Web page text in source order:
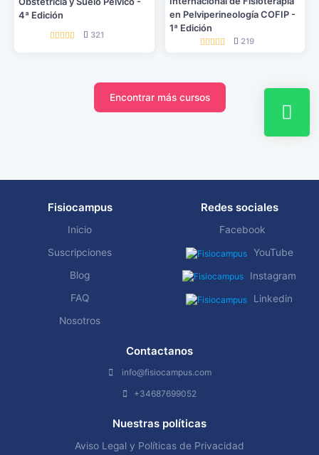
4ª Edición
321
en Pelviperineología COFIP -
1ª Edición
219
Encontrar más cursos
Fisiocampus
Inicio
Suscripciones
Blog
FAQ
Nosotros
Redes sociales
Facebook
YouTube
Instagram
Linkedin
Contactanos
info@fisiocampus.com
+34687699052
Nuestras políticas
Aviso Legal y Políticas de Privacidad